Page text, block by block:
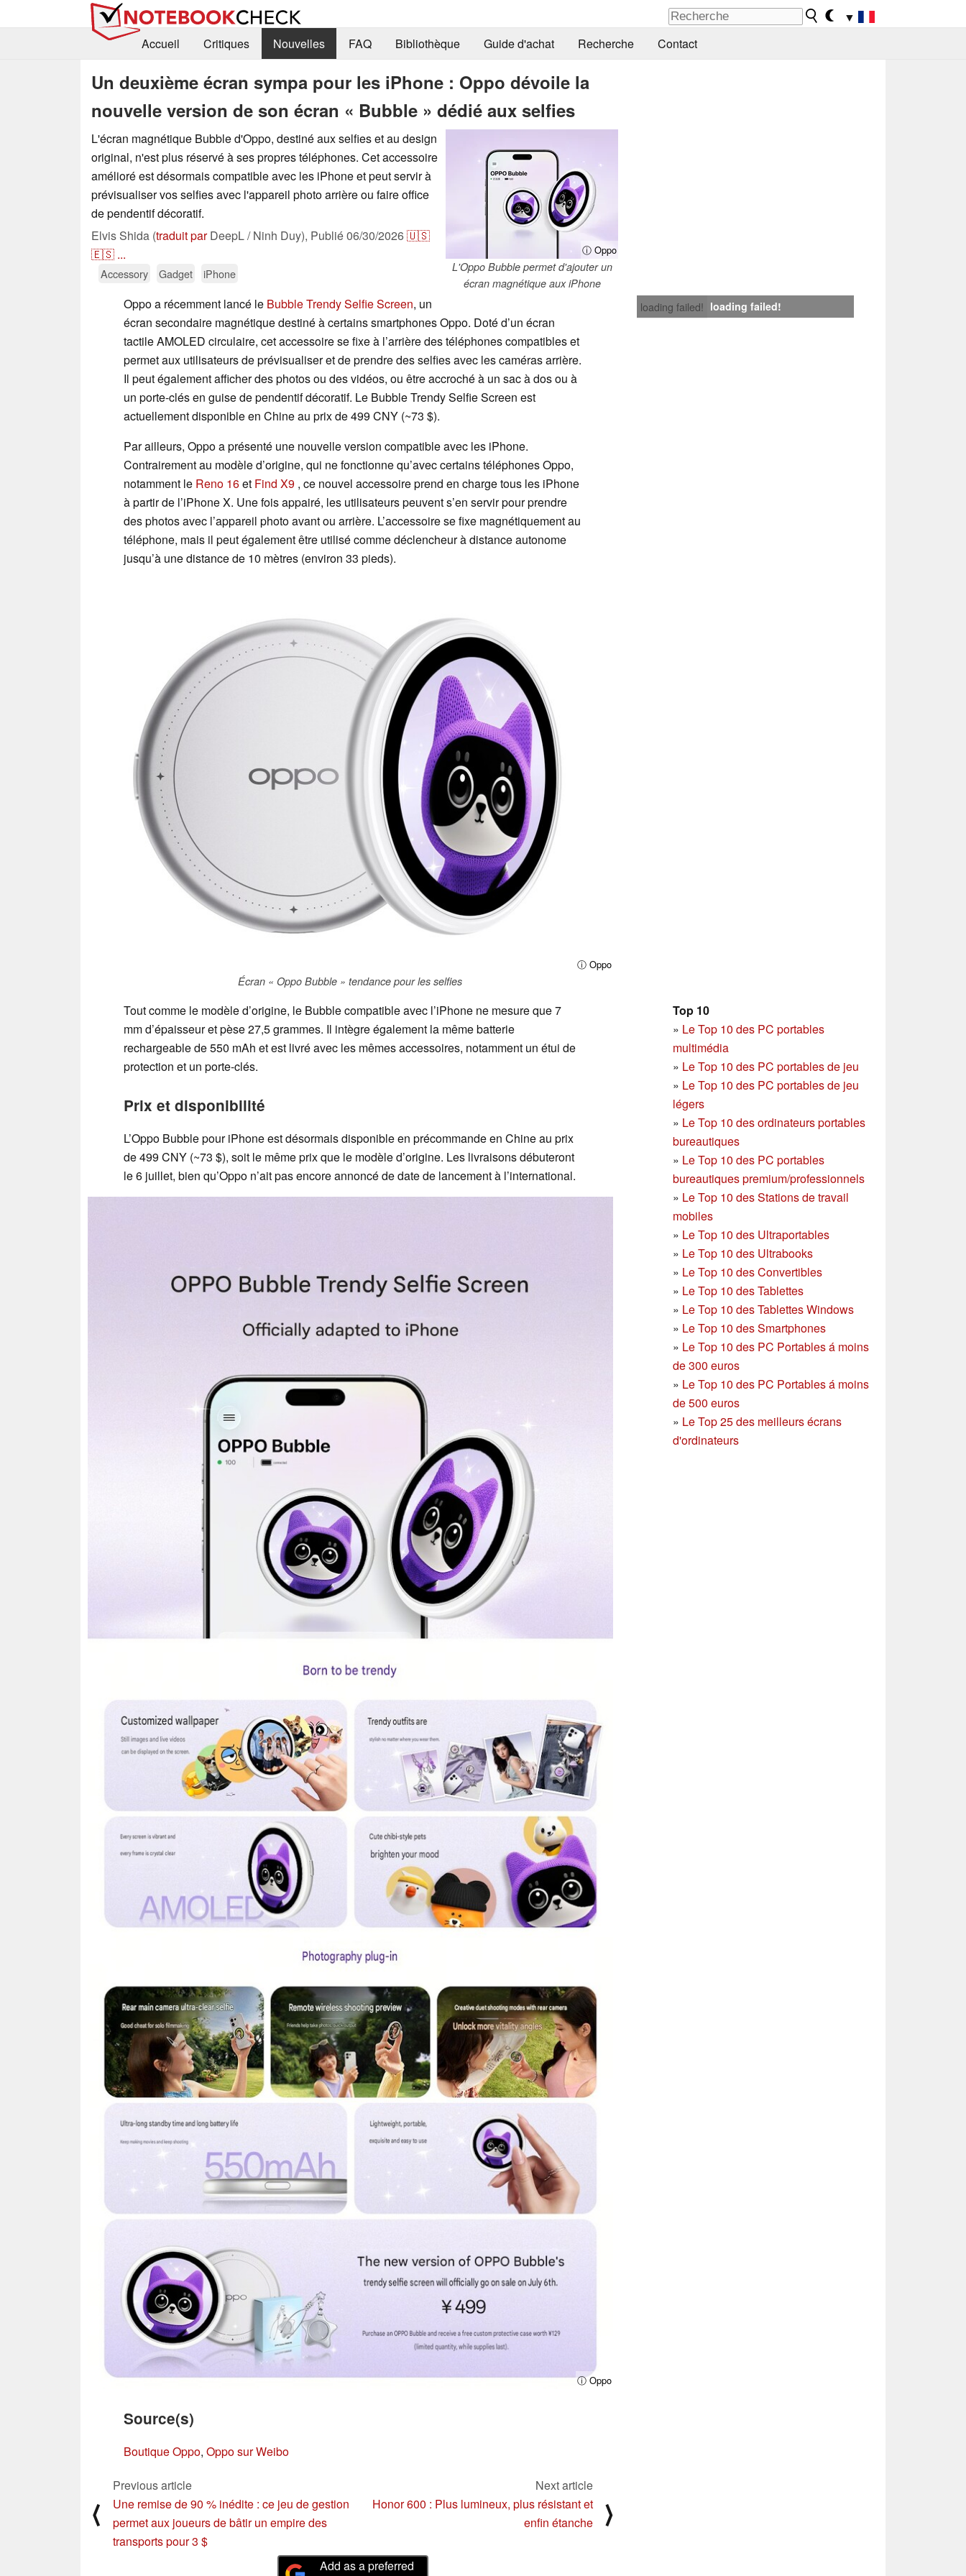
▼
Accueil
Critiques Nouvelles FAQ Bibliothèque Guide d'achat Recherche Contact
Un deuxième écran sympa pour les iPhone : Oppo dévoile la
nouvelle version de son écran « Bubble » dédié aux selfies
ⓘ Oppo
L'Oppo Bubble permet d'ajouter un
écran magnétique aux iPhone
L'écran magnétique Bubble d'Oppo, destiné aux selfies et au design
original, n'est plus réservé à ses propres téléphones. Cet accessoire
amélioré est désormais compatible avec les iPhone et peut servir à
prévisualiser vos selfies avec l'appareil photo arrière ou faire office
de pendentif décoratif.
Elvis Shida (traduit parDeepL / Ninh Duy), Publié06/30/2026🇺🇸
🇪🇸 ...
Accessory Gadget iPhone
loading failed! loading failed!
Oppo a récemment lancé le Bubble Trendy Selfie Screen, un
écran secondaire magnétique destiné à certains smartphones Oppo. Doté d’un écran
tactile AMOLED circulaire, cet accessoire se fixe à l’arrière des téléphones compatibles et
permet aux utilisateurs de prévisualiser et de prendre des selfies avec les caméras arrière.
Il peut également afficher des photos ou des vidéos, ou être accroché à un sac à dos ou à
un porte-clés en guise de pendentif décoratif. Le Bubble Trendy Selfie Screen est
actuellement disponible en Chine au prix de 499 CNY (~73 $).
Par ailleurs, Oppo a présenté une nouvelle version compatible avec les iPhone.
Contrairement au modèle d’origine, qui ne fonctionne qu’avec certains téléphones Oppo,
notamment le Reno 16et Find X9 , ce nouvel accessoire prend en charge tous les iPhone
à partir de l’iPhone X. Une fois appairé, les utilisateurs peuvent s’en servir pour prendre
des photos avec l’appareil photo avant ou arrière. L’accessoire se fixe magnétiquement au
téléphone, mais il peut également être utilisé comme déclencheur à distance autonome
jusqu’à une distance de 10 mètres (environ 33 pieds).
ⓘ Oppo
Écran « Oppo Bubble » tendance pour les selfies
Top 10
» Le Top 10 des PC portables
multimédia
» Le Top 10 des PC portables de jeu
» Le Top 10 des PC portables de jeu
légers
» Le Top 10 des ordinateurs portables
bureautiques
» Le Top 10 des PC portables
bureautiques premium/professionnels
» Le Top 10 des Stations de travail
mobiles
» Le Top 10 des Ultraportables
» Le Top 10 des Ultrabooks
» Le Top 10 des Convertibles
» Le Top 10 des Tablettes
» Le Top 10 des Tablettes Windows
» Le Top 10 des Smartphones
» Le Top 10 des PC Portables á moins
de 300 euros
» Le Top 10 des PC Portables á moins
de 500 euros
» Le Top 25 des meilleurs écrans
d'ordinateurs
Tout comme le modèle d’origine, le Bubble compatible avec l’iPhone ne mesure que 7
mm d’épaisseur et pèse 27,5 grammes. Il intègre également la même batterie
rechargeable de 550 mAh et est livré avec les mêmes accessoires, notamment un étui de
protection et un porte-clés.
Prix et disponibilité
L’Oppo Bubble pour iPhone est désormais disponible en précommande en Chine au prix
de 499 CNY (~73 $), soit le même prix que le modèle d’origine. Les livraisons débuteront
le 6 juillet, bien qu’Oppo n’ait pas encore annoncé de date de lancement à l’international.
ⓘ Oppo
Source(s)
Boutique Oppo, Oppo sur Weibo
⟨
Previous article
Une remise de 90 % inédite : ce jeu de gestion
permet aux joueurs de bâtir un empire des
transports pour 3 $
Next article
Honor 600 : Plus lumineux, plus résistant et
enfin étanche
⟩
Add as a preferred